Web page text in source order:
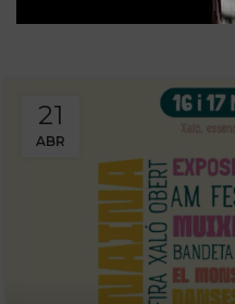
para disfrutar al
21
ABR